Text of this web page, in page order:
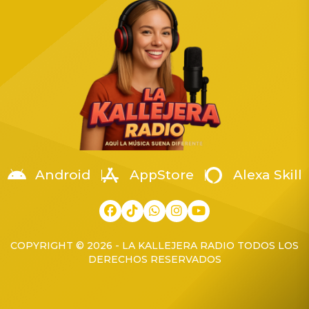
de Manzanillo y Armería. El
acto contó con la presencia
del General de Brigada
Guardia Nacional de Estado
Mayor, Eugenio Leonardo
coordinador territorial de la
Región Occidente. La […]
54 años. El mundo
paranormal está de luto
Rivera, figura clave en la
New England Society for
Psychic Research […]
Android AppStore Alexa Skill
COPYRIGHT © 2026 - LA KALLEJERA RADIO TODOS LOS
DERECHOS RESERVADOS